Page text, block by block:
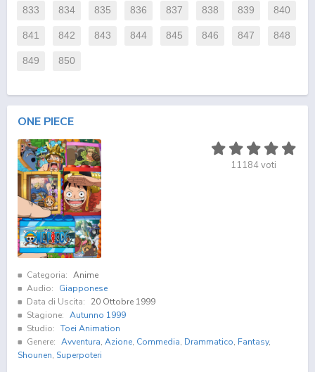
833 834 835 836 837 838 839 840
841 842 843 844 845 846 847 848
849 850
ONE PIECE
11184voti
Categoria: Anime
Audio:
Giapponese
Data di Uscita:
20 Ottobre 1999
Stagione: Autunno 1999
Studio: Toei Animation
Genere: Avventura, Azione, Commedia, Drammatico, Fantasy,
Shounen, Superpoteri